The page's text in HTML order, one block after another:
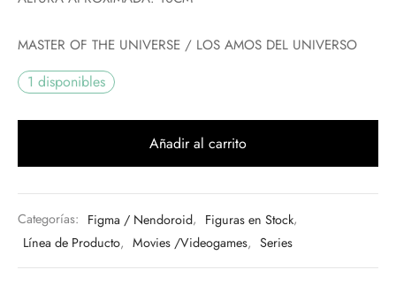
MASTER OF THE UNIVERSE / LOS AMOS DEL UNIVERSO
1 disponibles
Añadir al carrito
Categorías: Figma / Nendoroid, Figuras en Stock,
Línea de Producto, Movies /Videogames, Series